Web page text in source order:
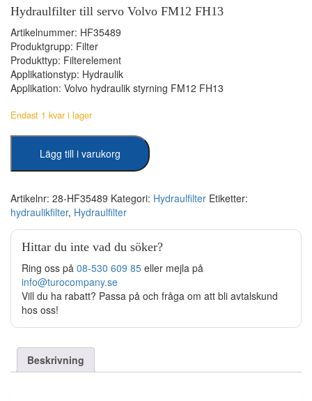
priset
608,75kr.
priset
396,25kr.
Hydraulfilter till servo Volvo FM12 FH13
Artikelnummer: HF35489
Produktgrupp: Filter
Produkttyp: Filterelement
Applikationstyp: Hydraulik
Applikation: Volvo hydraulik styrning FM12 FH13
Endast 1 kvar i lager
servostyrning
Lägg till i varukorg
Artikelnr: 28-HF35489 Kategori: Hydraulfilter Etiketter:
hydraulikfilter, Hydraulfilter
Hittar du inte vad du söker?
Ring oss på 08-530 609 85 eller mejla på
info@turocompany.se
Vill du ha rabatt? Passa på och fråga om att bli avtalskund
hos oss!
Beskrivning